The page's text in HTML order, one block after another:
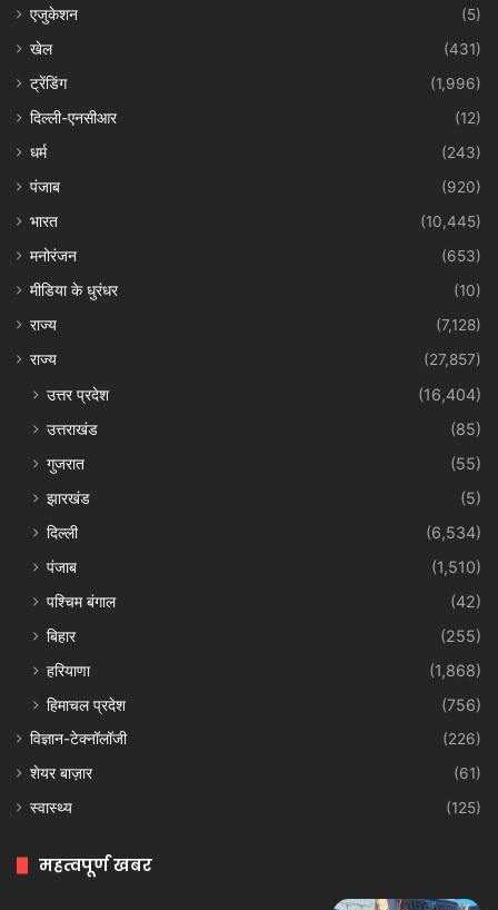
एजुकेशन
(5)
खेल
(431)
ट्रेंडिंग
(1,996)
दिल्ली-एनसीआर
(12)
धर्म
(243)
पंजाब
(920)
भारत
(10,445)
मनोरंजन
(653)
मीडिया के धुरंधर
(10)
राज्य
(7,128)
राज्य
(27,857)
उत्तर प्रदेश
(16,404)
उत्तराखंड
(85)
गुजरात
(55)
झारखंड
(5)
दिल्ली
(6,534)
पंजाब
(1,510)
पश्चिम बंगाल
(42)
बिहार
(255)
हरियाणा
(1,868)
हिमाचल प्रदेश
(756)
विज्ञान-टेक्नॉलॉजी
(226)
शेयर बाज़ार
(61)
स्वास्थ्य
(125)
महत्वपूर्ण खबर